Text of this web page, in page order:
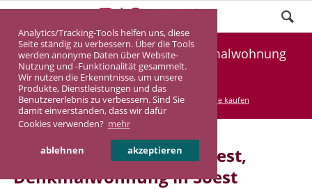
Analytics/Tracking-Tools helfen uns, diese
Seite ständig zu verbessern. Über die Tools
werden anonyme Daten über Website-
Nutzung und -Funktionalität gesammelt.
Wir nutzen die Erkenntnisse, um unsere
Produkte, Dienstleistungen und das
Benutzererlebnis zu verbessern. Sind Sie
damit einverstanden, dass wir dafür
Cookies verwenden? mehr
ablehnen akzeptieren
Denkmalimmobilie Soest, Denkmalwohnung
Soest
DASINVEST Service Denkmalimmobilie kaufen
Denkmalimmobilie in Soest,
Denkmalwohnung in Soest